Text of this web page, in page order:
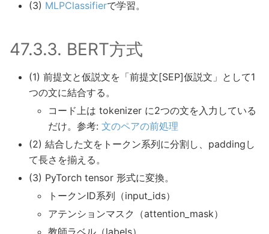
(3) MLPClassifierで学習。
47.3.3. BERT方式
(1) 前提文と仮説文を「前提文[SEP]仮説文」として1
つの文に結合する。
コード上は tokenizer に2つの文を入力している
だけ。参考: 文のペアの前処理
(2) 結合した文をトークン系列に分割し、paddingし
て長さを揃える。
(3) PyTorch tensor 形式に変換。
トークンID系列（input_ids）
アテンションマスク（attention_mask）
教師ラベル（labels）